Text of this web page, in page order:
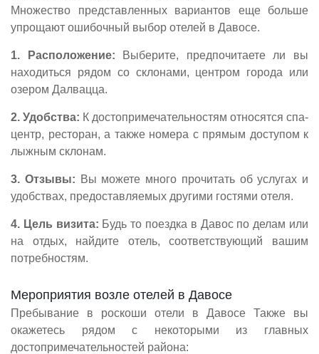
Множество представленных вариантов еще больше
упрощают ошибочный выбор отелей в Давосе.
1. Расположение: Выберите, предпочитаете ли вы
находиться рядом со склонами, центром города или
озером Далвацца.
2. Удобства: К достопримечательностям относятся спа-
центр, ресторан, а также номера с прямым доступом к
лыжным склонам.
3. Отзывы: Вы можете много прочитать об услугах и
удобствах, предоставляемых другими гостями отеля.
4. Цель визита: Будь то поездка в Давос по делам или
на отдых, найдите отель, соответствующий вашим
потребностям.
Мероприятия возле отелей в Давосе
Пребывание в роскоши отели в Давосе Также вы
окажетесь рядом с некоторыми из главных
достопримечательностей района: